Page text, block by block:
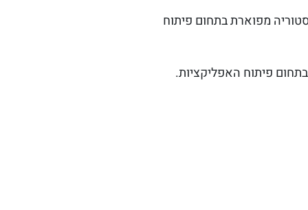
מפוארת בתחום פיתוח